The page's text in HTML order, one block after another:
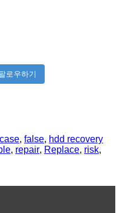
로우하기
, false, hdd recovery
, repair, Replace, risk,